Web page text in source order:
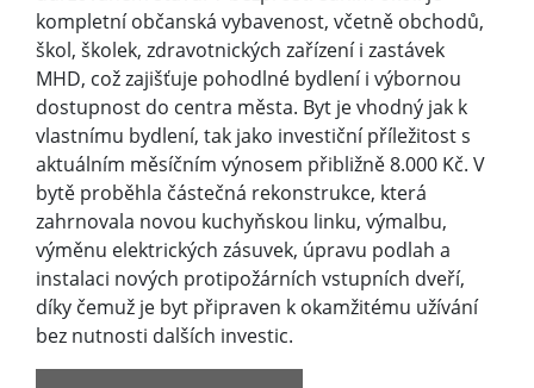
kompletní občanská vybavenost, včetně obchodů,
škol, školek, zdravotnických zařízení i zastávek
MHD, což zajišťuje pohodlné bydlení i výbornou
dostupnost do centra města. Byt je vhodný jak k
vlastnímu bydlení, tak jako investiční příležitost s
aktuálním měsíčním výnosem přibližně 8.000 Kč. V
bytě proběhla částečná rekonstrukce, která
zahrnovala novou kuchyňskou linku, výmalbu,
výměnu elektrických zásuvek, úpravu podlah a
instalaci nových protipožárních vstupních dveří,
díky čemuž je byt připraven k okamžitému užívání
bez nutnosti dalších investic.